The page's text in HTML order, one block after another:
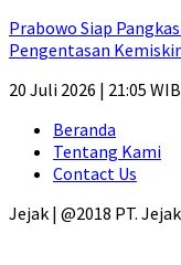
Prabowo Siap
Pengentasan
20 Juli 2026 | 21:05 WIB
Beranda
Tentang Kami
Contact Us
Jejak | @2018 PT.